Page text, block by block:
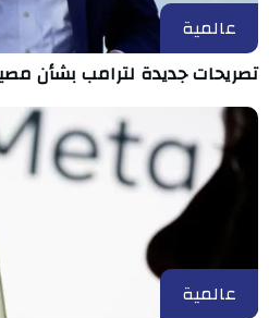
عالمية
تصريحات جديدة لترامب بشأن
عالمية